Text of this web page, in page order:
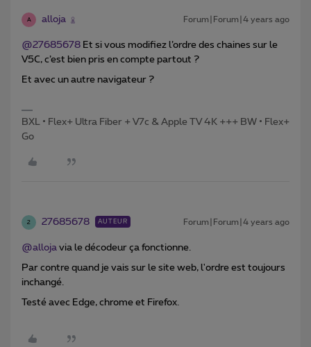
A alloja Forum|Forum|4 years ago
@27685678 Et si vous modifiez l’ordre des chaines sur le
V5C, c’est bien pris en compte partout ?
Et avec un autre navigateur ?
BXL • Flex+ Ultra Fiber + V7c & Apple TV 4K +++ BW • Flex+
Go
2 27685678 AUTEUR Forum|Forum|4 years ago
@alloja via le décodeur ça fonctionne.
Par contre quand je vais sur le site web, l'ordre est toujours
inchangé.
Testé avec Edge, chrome et Firefox.